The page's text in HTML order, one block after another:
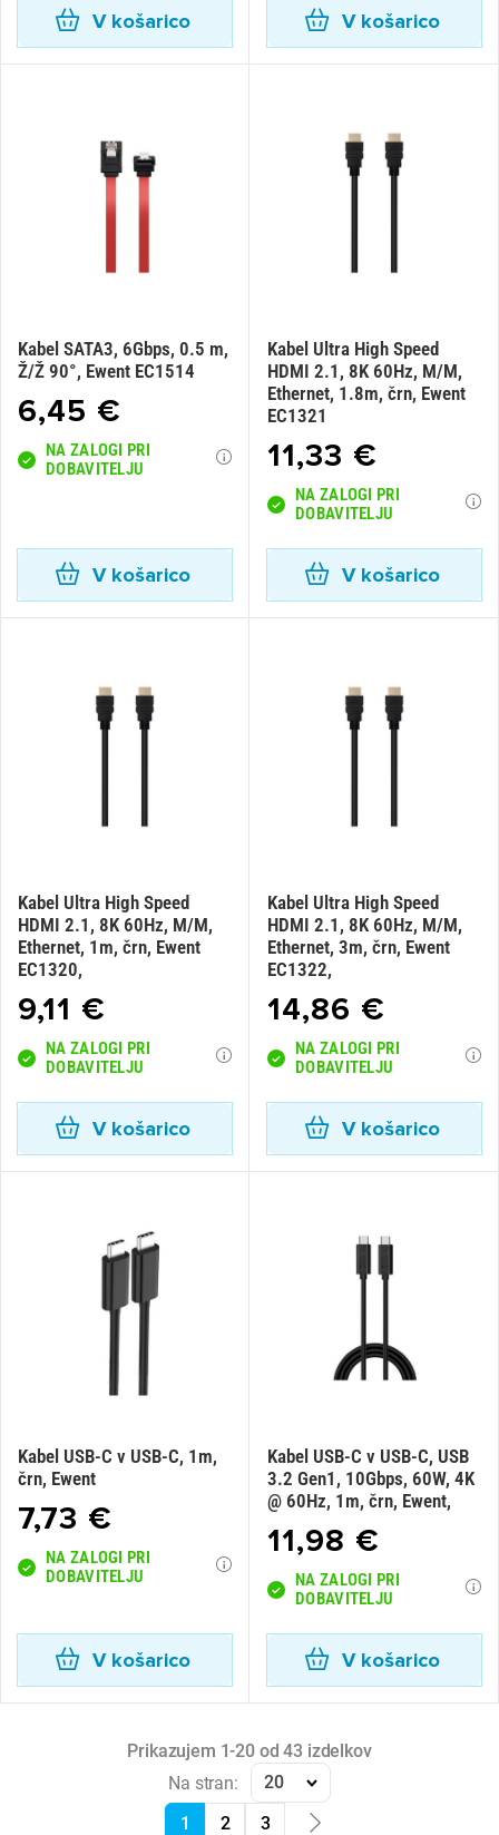
V košarico V košarico
Kabel SATA3, 6Gbps, 0.5 m,
Ž/Ž 90°, Ewent EC1514
6,45 €
NA ZALOGI PRI
DOBAVITELJU
V košarico
Kabel Ultra High Speed
HDMI 2.1, 8K 60Hz, M/M,
Ethernet, 1.8m, črn, Ewent
EC1321
11,33 €
NA ZALOGI PRI
DOBAVITELJU
V košarico
Kabel Ultra High Speed
HDMI 2.1, 8K 60Hz, M/M,
Ethernet, 1m, črn, Ewent
EC1320,
9,11 €
NA ZALOGI PRI
DOBAVITELJU
V košarico
Kabel Ultra High Speed
HDMI 2.1, 8K 60Hz, M/M,
Ethernet, 3m, črn, Ewent
EC1322,
14,86 €
NA ZALOGI PRI
DOBAVITELJU
V košarico
Kabel USB-C v USB-C, 1m,
črn, Ewent
7,73 €
NA ZALOGI PRI
DOBAVITELJU
V košarico
Kabel USB-C v USB-C, USB
3.2 Gen1, 10Gbps, 60W, 4K
@ 60Hz, 1m, črn, Ewent,
11,98 €
NA ZALOGI PRI
DOBAVITELJU
V košarico
Prikazujem 1-20 od 43 izdelkov
Na stran:
20
1
2 3
Prekliči Prijava